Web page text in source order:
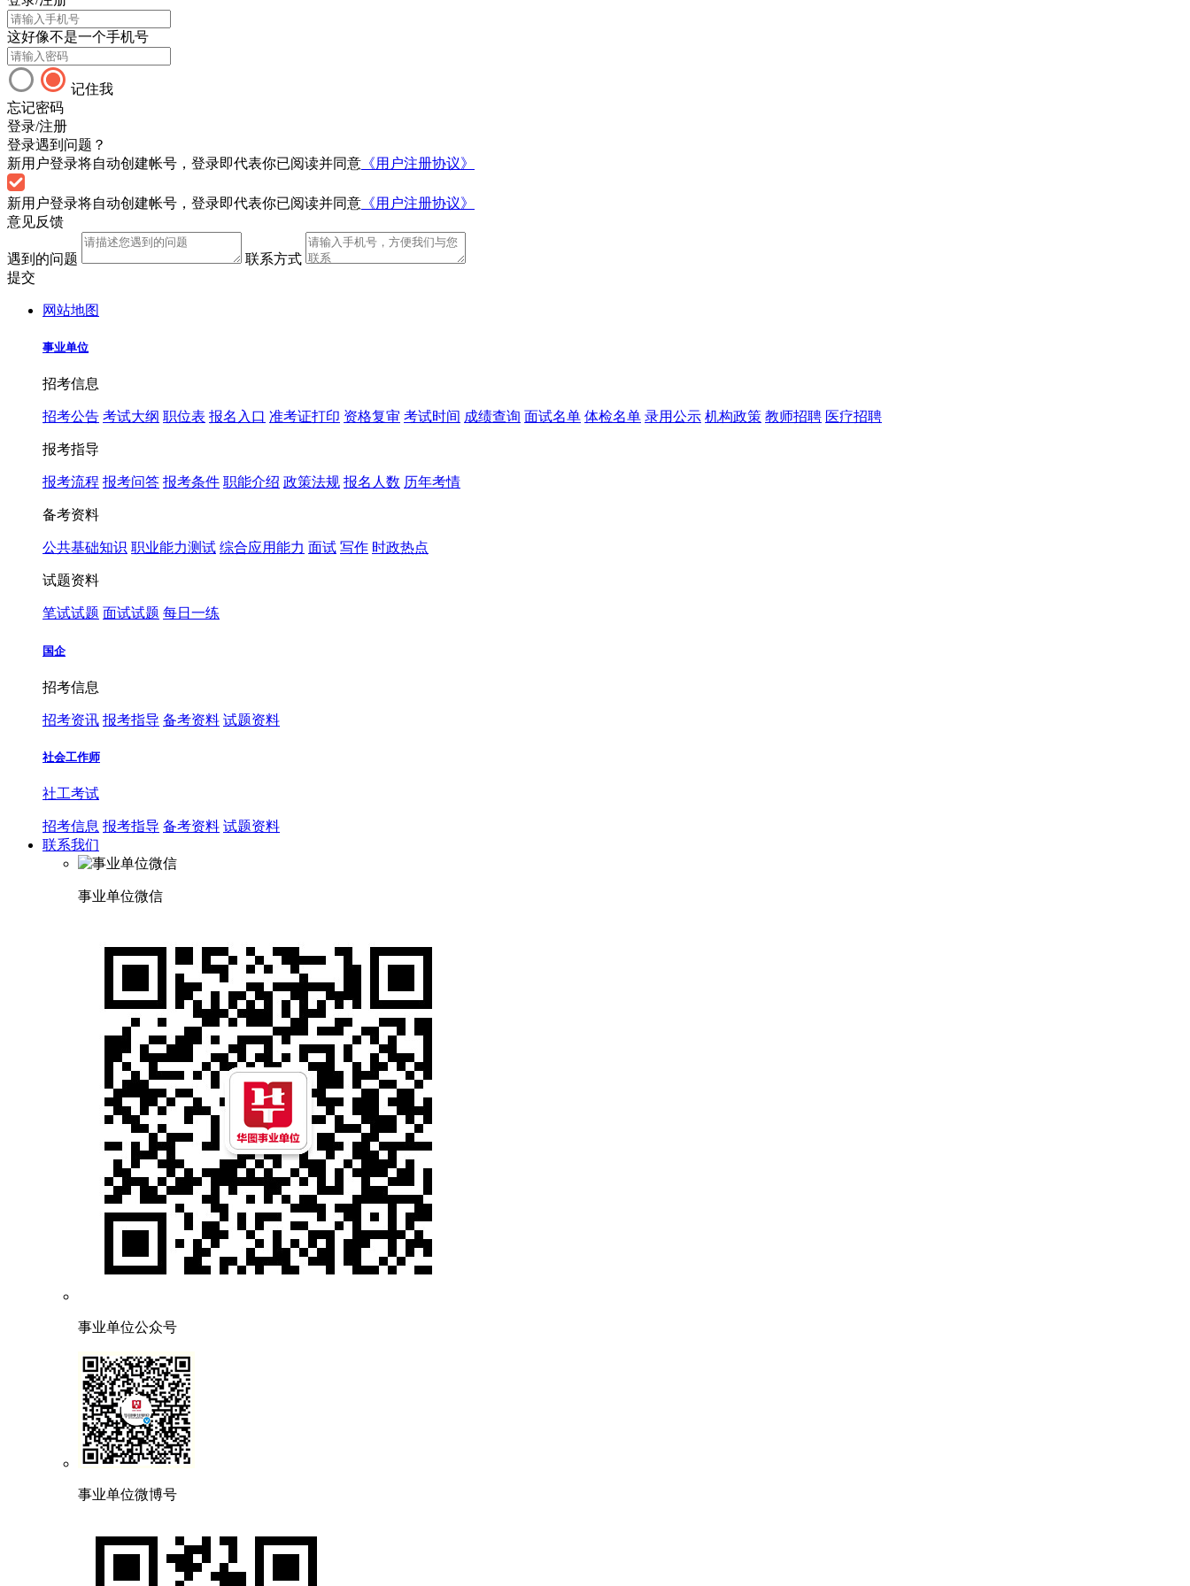
这好像不是一个手机号
记住我
忘记密码
登录/注册
登录遇到问题？
新用户登录将自动创建帐号，登录即代表你已阅读并同意 《用户注册协议》
新用户登录将自动创建帐号，登录即代表你已阅读并同意 《用户注册协议》
意见反馈
遇到的问题
联系方式
提交
网站地图
事业单位
招考信息
招考公告 考试大纲 职位表 报名入口 准考证打印 资格复审 考试时间 成绩查询 面试名单 体检名单 录用公示 机构政策 教师招聘 医疗招聘
报考指导
报考流程 报考问答 报考条件 职能介绍 政策法规 报名人数 历年考情
备考资料
公共基础知识 职业能力测试 综合应用能力 面试 写作 时政热点
试题资料
笔试试题 面试试题 每日一练
国企
招考信息
招考资讯 报考指导 备考资料 试题资料
社会工作师
社工考试
招考信息 报考指导 备考资料 试题资料
联系我们
事业单位微信
事业单位公众号
事业单位微博号